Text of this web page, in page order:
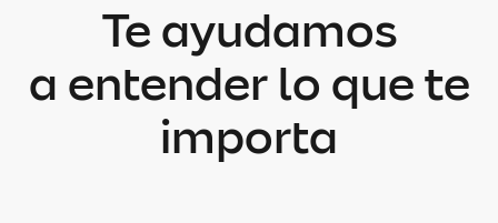
Te ayudamos
a entender lo que te
importa